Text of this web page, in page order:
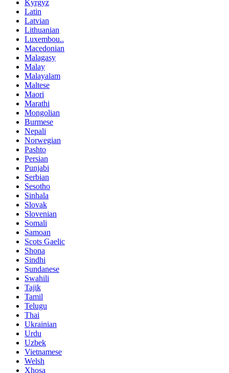
Kyrgyz
Latin
Latvian
Lithuanian
Luxembou..
Macedonian
Malagasy
Malay
Malayalam
Maltese
Maori
Marathi
Mongolian
Burmese
Nepali
Norwegian
Pashto
Persian
Punjabi
Serbian
Sesotho
Sinhala
Slovak
Slovenian
Somali
Samoan
Scots Gaelic
Shona
Sindhi
Sundanese
Swahili
Tajik
Tamil
Telugu
Thai
Ukrainian
Urdu
Uzbek
Vietnamese
Welsh
Xhosa